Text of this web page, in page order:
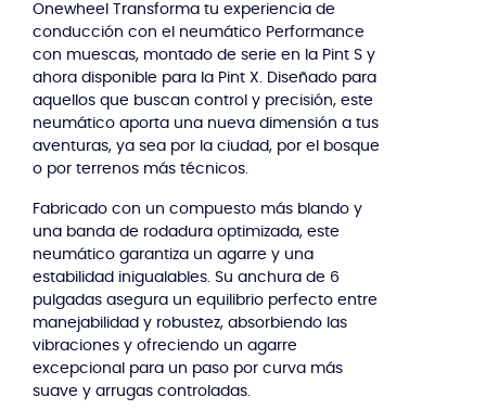
Onewheel Transforma tu experiencia de
conducción con el neumático Performance
con muescas, montado de serie en la Pint S y
ahora disponible para la Pint X. Diseñado para
aquellos que buscan control y precisión, este
neumático aporta una nueva dimensión a tus
aventuras, ya sea por la ciudad, por el bosque
o por terrenos más técnicos.
Fabricado con un compuesto más blando y
una banda de rodadura optimizada, este
neumático garantiza un agarre y una
estabilidad inigualables. Su anchura de 6
pulgadas asegura un equilibrio perfecto entre
manejabilidad y robustez, absorbiendo las
vibraciones y ofreciendo un agarre
excepcional para un paso por curva más
suave y arrugas controladas.